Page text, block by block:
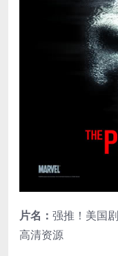
片名： 强推！美国
高清资源